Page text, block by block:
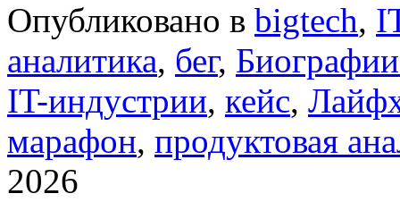
Опубликовано в bigtech,
аналитика, бег,
IT-индустрии, кейс,
марафон, продуктовая
2026